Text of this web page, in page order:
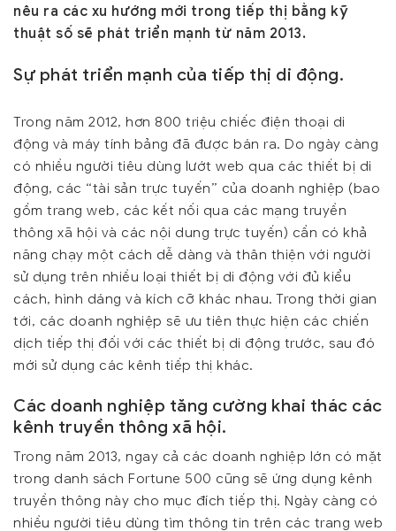
nêu ra các xu hướng mới trong tiếp thị bằng kỹ
thuật số sẽ phát triển mạnh từ năm 2013.
Sự phát triển mạnh của tiếp thị di động.
Trong năm 2012, hơn 800 triệu chiếc điện thoại di
động và máy tính bảng đã được bán ra. Do ngày càng
có nhiều người tiêu dùng lướt web qua các thiết bị di
động, các “tài sản trực tuyến” của doanh nghiệp (bao
gồm trang web, các kết nối qua các mạng truyền
thông xã hội và các nội dung trực tuyến) cần có khả
năng chạy một cách dễ dàng và thân thiện với người
sử dụng trên nhiều loại thiết bị di động với đủ kiểu
cách, hình dáng và kích cỡ khác nhau. Trong thời gian
tới, các doanh nghiệp sẽ ưu tiên thực hiện các chiến
dịch tiếp thị đối với các thiết bị di động trước, sau đó
mới sử dụng các kênh tiếp thị khác.
Các doanh nghiệp tăng cường khai thác các
kênh truyền thông xã hội.
Trong năm 2013, ngay cả các doanh nghiệp lớn có mặt
trong danh sách Fortune 500 cũng sẽ ứng dụng kênh
truyền thông này cho mục đích tiếp thị. Ngày càng có
nhiều người tiêu dùng tìm thông tin trên các trang web